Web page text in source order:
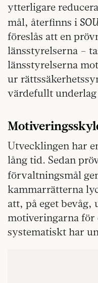
ytterligare
mål, återfinns i
föreslås att en
länsstyrelserna –
länsstyrelserna
ur
värdefullt
Utvecklingen har
lång tid. Sedan
förvaltningsmål
kammarrätterna
att, på eget bevåg,
motiveringarna för
systematiskt har